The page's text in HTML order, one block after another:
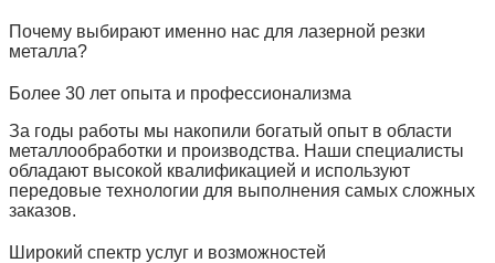
Почему выбирают именно нас для лазерной резки
металла?
Более 30 лет опыта и профессионализма
За годы работы мы накопили богатый опыт в области
металлообработки и производства. Наши специалисты
обладают высокой квалификацией и используют
передовые технологии для выполнения самых сложных
заказов.
Широкий спектр услуг и возможностей